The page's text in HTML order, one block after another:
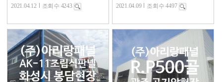
2021.04.12 조회수 4243 2021.04.09 조회수 4497